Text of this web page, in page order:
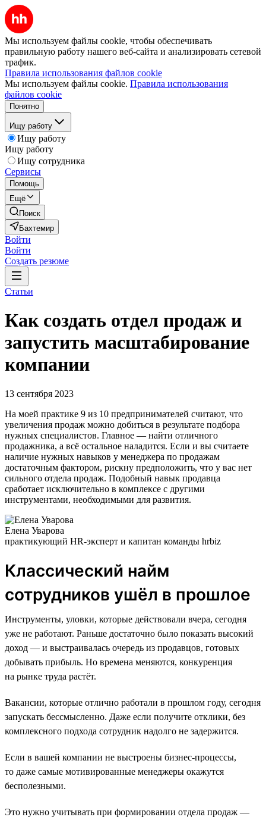
Мы используем файлы cookie, чтобы обеспечивать
правильную работу нашего веб-сайта и анализировать сетевой
трафик.
Правила использования файлов cookie
Мы используем файлы cookie. Правила использования
файлов cookie
Понятно
Ищу работу
Ищу работу
Ищу работу
Ищу сотрудника
Сервисы
Помощь
Ещё
Поиск
Бахтемир
Войти
Войти
Создать резюме
Статьи
Как создать отдел продаж и
запустить масштабирование
компании
13 сентября 2023
На моей практике 9 из 10 предпринимателей считают, что
увеличения продаж можно добиться в результате подбора
нужных специалистов. Главное — найти отличного
продажника, а всё остальное наладится. Если и вы считаете
наличие нужных навыков у менеджера по продажам
достаточным фактором, рискну предположить, что у вас нет
сильного отдела продаж. Подобный навык продавца
сработает исключительно в комплексе с другими
инструментами, необходимыми для развития.
Елена Уварова
практикующий HR-эксперт и капитан команды hrbiz
Классический найм
сотрудников ушёл в прошлое
Инструменты, уловки, которые действовали вчера, сегодня
уже не работают. Раньше достаточно было показать высокий
доход — и выстраивалась очередь из продавцов, готовых
добывать прибыль. Но времена меняются, конкуренция
на рынке труда растёт.
Вакансии, которые отлично работали в прошлом году, сегодня
запускать бессмысленно. Даже если получите отклики, без
комплексного подхода сотрудник надолго не задержится.
Если в вашей компании не выстроены бизнес-процессы,
то даже самые мотивированные менеджеры окажутся
бесполезными.
Это нужно учитывать при формировании отдела продаж —